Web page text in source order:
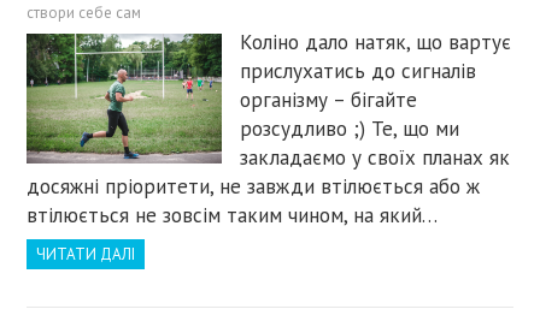
створи себе сам
Коліно дало натяк, що вартує
прислухатись до сигналів
організму – бігайте
розсудливо ;) Те, що ми
закладаємо у своїх планах як
досяжні пріоритети, не завжди втілюється або ж
втілюється не зовсім таким чином, на який…
ЧИТАТИ ДАЛІ